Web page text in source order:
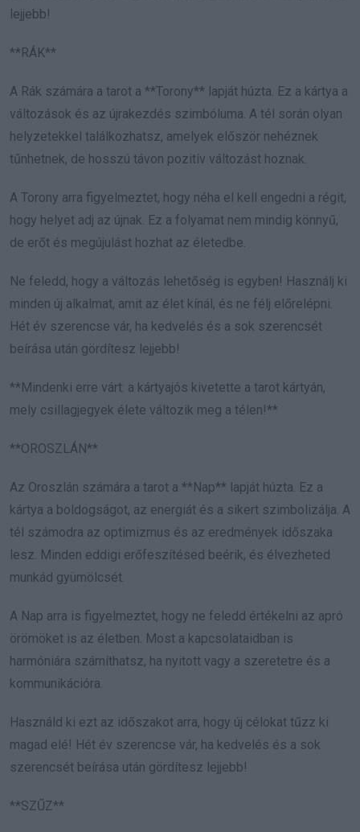
lejjebb!
**RÁK**
A Rák számára a tarot a **Torony** lapját húzta. Ez a kártya a
változások és az újrakezdés szimbóluma. A tél során olyan
helyzetekkel találkozhatsz, amelyek először nehéznek
tűnhetnek, de hosszú távon pozitív változást hoznak.
A Torony arra figyelmeztet, hogy néha el kell engedni a régit,
hogy helyet adj az újnak. Ez a folyamat nem mindig könnyű,
de erőt és megújulást hozhat az életedbe.
Ne feledd, hogy a változás lehetőség is egyben! Használj ki
minden új alkalmat, amit az élet kínál, és ne félj előrelépni.
Hét év szerencse vár, ha kedvelés és a sok szerencsét
beírása után gördítesz lejjebb!
**Mindenki erre várt: a kártyajós kivetette a tarot kártyán,
mely csillagjegyek élete változik meg a télen!**
**OROSZLÁN**
Az Oroszlán számára a tarot a **Nap** lapját húzta. Ez a
kártya a boldogságot, az energiát és a sikert szimbolizálja. A
tél számodra az optimizmus és az eredmények időszaka
lesz. Minden eddigi erőfeszítésed beérik, és élvezheted
munkád gyümölcsét.
A Nap arra is figyelmeztet, hogy ne feledd értékelni az apró
örömöket is az életben. Most a kapcsolataidban is
harmóniára számíthatsz, ha nyitott vagy a szeretetre és a
kommunikációra.
Használd ki ezt az időszakot arra, hogy új célokat tűzz ki
magad elé! Hét év szerencse vár, ha kedvelés és a sok
szerencsét beírása után gördítesz lejjebb!
**SZŰZ**